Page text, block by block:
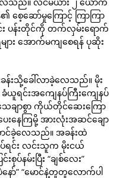
စေ့ဆော်မှုကြောင့် ကြာကြာ
င်း ပန်းတိုင်ကို တက်လှမ်းရောက်
း အောက်မကျစေရန် ပုဆိုး
န်းသို့ခေါ်လာခဲ့လေသည်။ မိုး
ရင်းအကျေနပ်ကြီးကျေနပ်
ျာစွာ ကိုယ်တိုင်ဆေးကြော
ေကြမို့ အားလုံးအဆင်ချော
ာင်ခဲ့လေသည်။ အခန်းထဲ
ရင်း လင်းသူက မိုးငယ်
စုပ်နမ်းပြီး “ချစ်လေး”
နော်” “မောင်နဲ့တူတူလောက်ပါ